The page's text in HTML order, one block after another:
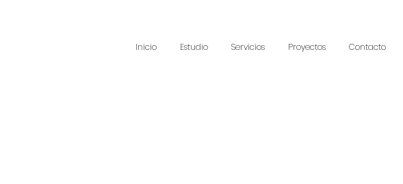
Inicio Estudio Servicios Proyectos Contacto